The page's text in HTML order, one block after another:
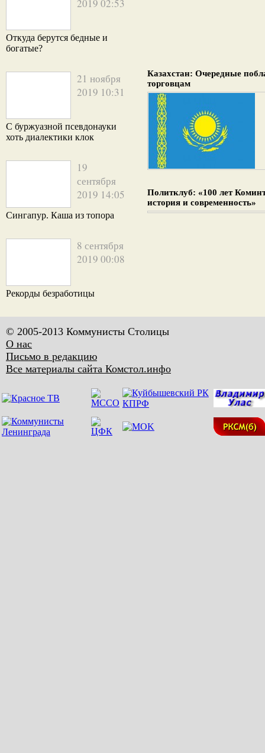
2019 02:53
Откуда берутся бедные и
богатые?
21 ноября
2019 10:31
С буржуазной псевдонауки
хоть диалектики клок
19
сентября
2019 14:05
Сингапур. Каша из топора
8 сентября
2019 00:08
Рекорды безработицы
Казахстан: Очередные
торговцам
Политклуб: «100 лет
история и современность»
© 2005-2013 Коммунисты Столицы
О нас
Письмо в редакцию
Все материалы сайта Комстол.инфо